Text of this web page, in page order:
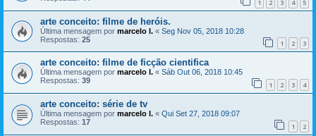
1 2 3 4 5
arte conceito: filme de heróis.
Última mensagem por marcelo l. « Seg Nov 05, 2018 10:28
Respostas: 25 1 2 3
arte conceito: filme de ficção cientifica
Última mensagem por marcelo l. « Sáb Out 06, 2018 10:45
Respostas: 39 1 2 3 4
arte conceito: série de tv
Última mensagem por marcelo l. « Qui Set 27, 2018 09:07
Respostas: 17 1 2